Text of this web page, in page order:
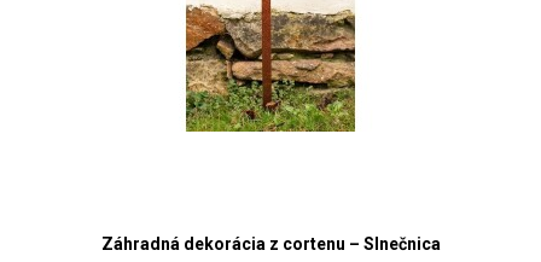
Záhradná dekorácia z cortenu – Slnečnica